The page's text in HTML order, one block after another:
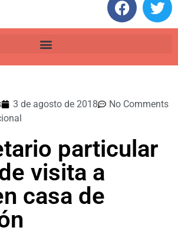
3 de agosto de 2018
No Comments
particular
visita a
casa de